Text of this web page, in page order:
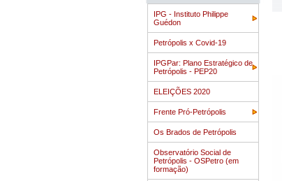
IPG - Instituto Philippe
Guédon
Petrópolis x Covid-19
IPGPar: Plano Estratégico de
Petrópolis - PEP20
ELEIÇÕES 2020
Frente Pró-Petrópolis
Os Brados de Petrópolis
Observatório Social de
Petrópolis - OSPetro (em
formação)